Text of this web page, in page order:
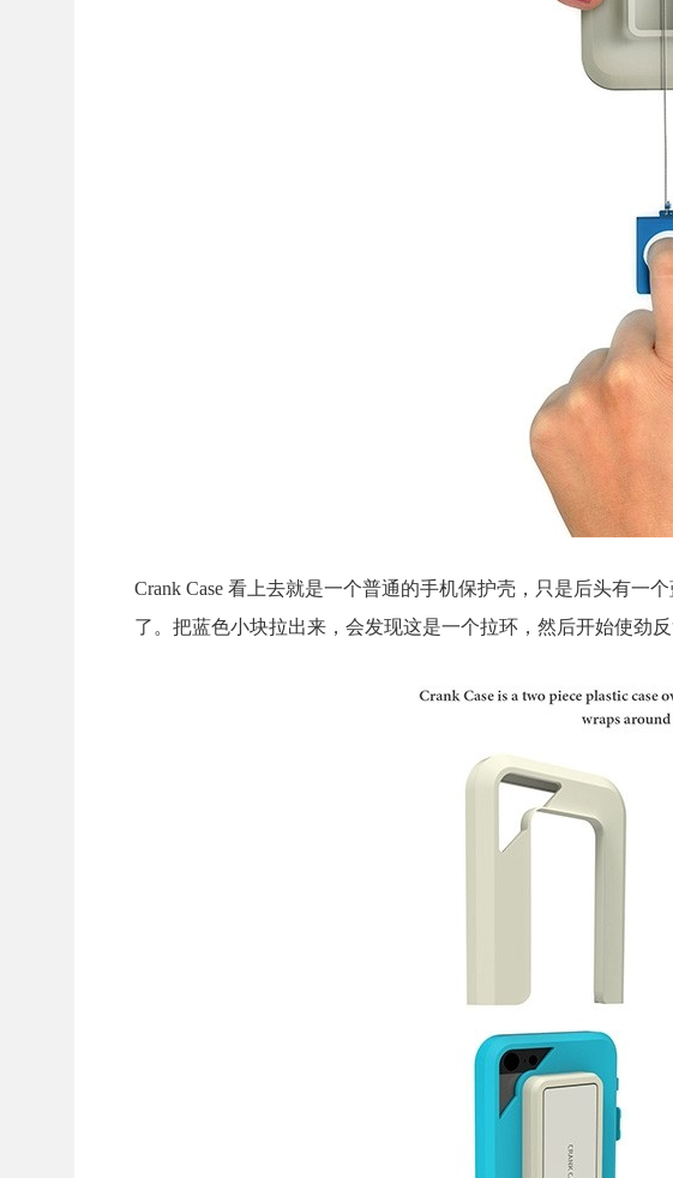
Crank Case 看上去就是一个普通的手机保护壳，只是后头有一
了。把蓝色小块拉出来，会发现这是一个拉环，然后开始使劲反